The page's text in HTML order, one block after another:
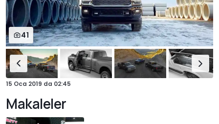
41
15 Oca 2019 da 02:45
Makaleler